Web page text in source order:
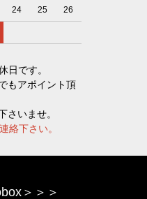
24 25 26
日です。
もアポイント頂
さいませ。
絡下さい。
＞＞＞